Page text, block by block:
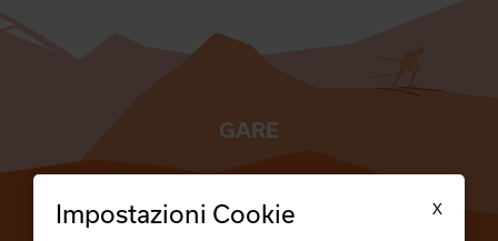
GARE
X
Impostazioni Cookie